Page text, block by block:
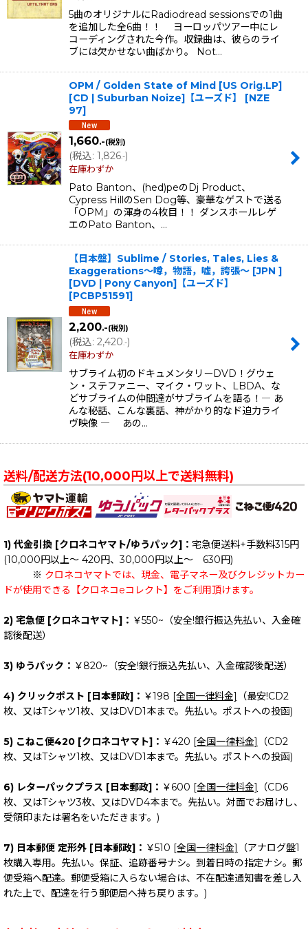
5曲のオリジナルにRadiodread sessionsでの1曲
を追加した全6曲！！ ヨーロッパツアー中にレ
コーディングされた今作。収録曲は、彼らのライ
ブには欠かせない曲ばかり。 Not…
OPM / Golden State of Mind [US Orig.LP]
[CD | Suburban Noize]【ユーズド】
[NZE
97]
1,660.-(税別)
(税込: 1,826.-)
在庫わずか
Pato Banton、(hed)peのDj Product、
Cypress HillのSen Dog等、豪華なゲストで送る
「OPM」の渾身の4枚目！！ ダンスホールレゲ
エのPato Banton、…
【日本盤】Sublime / Stories, Tales, Lies &
Exaggerations〜噂，物語，嘘，誇張〜 [JPN ]
[DVD | Pony Canyon]【ユーズド】
[PCBP51591]
2,200.-(税別)
(税込: 2,420.-)
在庫わずか
サブライム初のドキュメンタリーDVD！グウェ
ン・ステファニー、マイク・ワット、LBDA、な
どサブライムの仲間達がサブライムを語る！― あ
んな秘話、こんな裏話、神がかり的なド迫力ライ
ヴ映像 ― あの…
送料/配送方法(10,000円以上で送料無料)
1) 代金引換 [クロネコヤマト/ゆうパック]： 宅急便送料+手数料315円
(10,000円以上～ 420円、30,000円以上～ 630円)
※ クロネコヤマトでは、現金、電子マネー及びクレジットカー
ドが使用できる【クロネコeコレクト】をご利用頂けます。
2) 宅急便 [クロネコヤマト]： ￥550~（安全!銀行振込先払い、入金確
認後配送）
3) ゆうパック： ￥820~（安全!銀行振込先払い、入金確認後配送）
4) クリックポスト [日本郵政]： ￥198 [全国一律料金]
（最安!CD2
枚、又はTシャツ1枚、又はDVD1本まで。先払い。ポストへの投函)
5) こねこ便420 [クロネコヤマト]： ￥420 [全国一律料金]
（CD2
枚、又はTシャツ1枚、又はDVD1本まで。先払い。ポストへの投函)
6) レターパックプラス [日本郵政]： ￥600 [全国一律料金]
（CD6
枚、又はTシャツ3枚、又はDVD4本まで。先払い。対面でお届けし、
受領印または署名をいただきます。)
7) 日本郵便 定形外 [日本郵政]： ￥510 [全国一律料金]
（アナログ盤1
枚購入専用。先払い。保証、追跡番号ナシ。到着日時の指定ナシ。郵
便受箱へ配達。郵便受箱に入らない場合は、不在配達通知書を差し入
れた上で、配達を行う郵便局へ持ち戻ります。)